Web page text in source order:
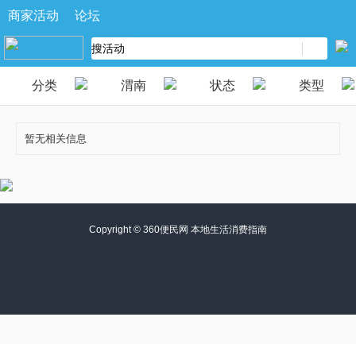
商家活动 论坛
分类 渭南 状态 类型
暂无相关信息
Copyright © 360便民网 本地生活消费指南